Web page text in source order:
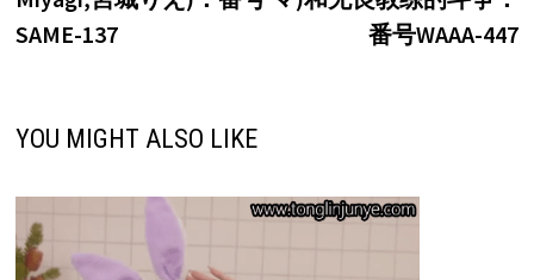
航
SAME-137
番号WAAA-447
YOU MIGHT ALSO LIKE